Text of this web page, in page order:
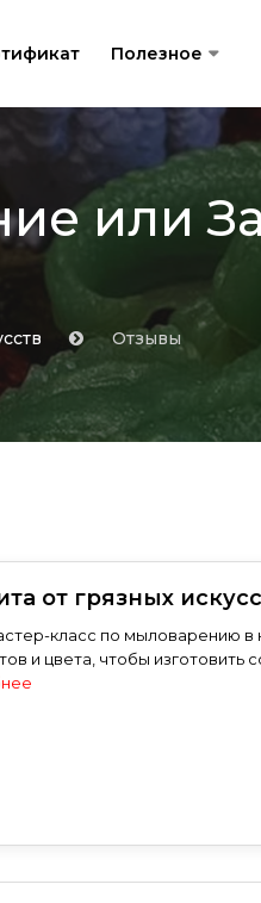
Полезное
или
Отзывы
от грязных
класс по мыловарению
и цвета, чтобы изготовить